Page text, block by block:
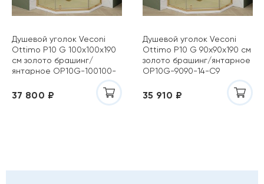
Душевой уголок Veconi
Ottimo P10 G 100х100х190
см золото брашинг/
янтарное OP10G-100100-
37 800 ₽
Душевой уголок Veconi
Ottimo P10 G 90х90х190 см
золото брашинг/янтарное
OP10G-9090-14-C9
35 910 ₽